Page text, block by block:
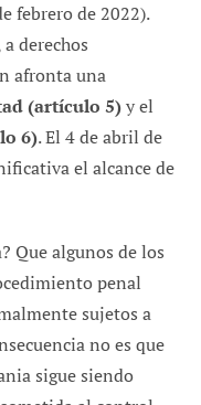
febrero de 2022).
derechos
afronta una
(artículo 5)y el
6). El 4 de abril de
el alcance de
Que algunos de los
penal
sujetos a
no es que
sigue siendo